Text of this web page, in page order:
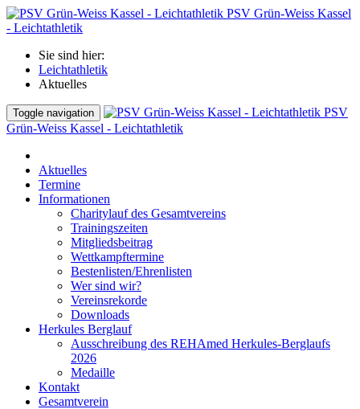
PSV Grün-Weiss Kassel
- Leichtathletik
Sie sind hier:
Leichtathletik
Aktuelles
Toggle navigation
PSV
Grün-Weiss Kassel - Leichtathletik
Aktuelles
Termine
Informationen
Charitylauf des Gesamtvereins
Trainingszeiten
Mitgliedsbeitrag
Wettkampftermine
Bestenlisten/Ehrenlisten
Wer sind wir?
Vereinsrekorde
Downloads
Herkules Berglauf
Ausschreibung des REHAmed Herkules-Berglaufs
2026
Medaille
Kontakt
Gesamtverein